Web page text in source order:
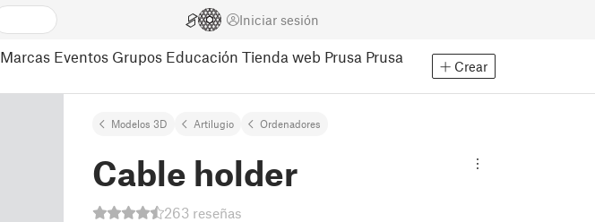
Iniciar sesión
Marcas Eventos Grupos Educación Tienda web Prusa Prusa
Crear
Modelos 3D Artilugio Ordenadores
Cable holder
263 reseñas